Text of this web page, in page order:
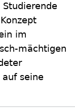
im
mächtigen
auf seine